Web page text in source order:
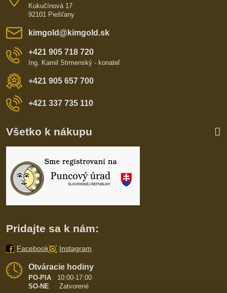
Kukučínová 17
92101 Piešťany
kimgold​@kimgold​.sk
+421 905 718 720
Ing. Kamil Strmenský - konateľ
+421 905 657 700
+421 337 735 110
Všetko k nákupu
Pridajte sa k nám:
Facebook Instagram
Otváracie hodiny
PO-PIA
10:00-17:00
SO-NE Zatvorené